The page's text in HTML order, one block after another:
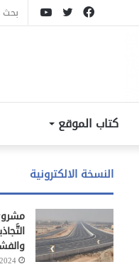
يوتيوبتويتر
فيسبوك
كتاب الموقع
النسخة الالكترونية